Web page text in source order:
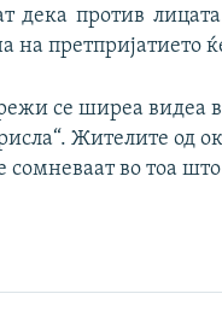
дека против
на претпријатието
се ширеа видеа
Жителите од
во тоа